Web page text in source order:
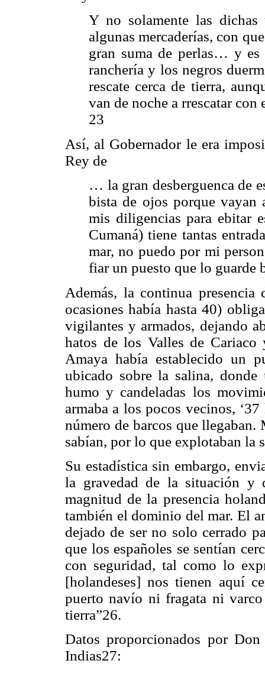
Y no solamente las
algunas mercaderías, con
gran suma de perlas… y es
ranchería y los negros
rescate cerca de tierra,
van de noche a rrescatar
23
Así, al Gobernador le era
Rey de
… la gran desberguenca de
bista de ojos porque vayan
mis diligencias para ebitar
Cumaná) tiene tantas
mar, no puedo por mi
fiar un puesto que lo
Además, la continua presencia
ocasiones había hasta 40)
vigilantes y armados, dejando
hatos de los Valles de Cariaco
Amaya había establecido un
ubicado sobre la salina, donde
humo y candeladas los
armaba a los pocos vecinos,
número de barcos que llegaban.
sabían, por lo que explotaban la
Su estadística sin embargo,
la gravedad de la situación y
magnitud de la presencia
también el dominio del mar. El
dejado de ser no solo cerrado
que los españoles se sentían
con seguridad, tal como lo
[holandeses] nos tienen aquí
puerto navío ni fragata ni
tierra”26.
Datos proporcionados por
Indias27: